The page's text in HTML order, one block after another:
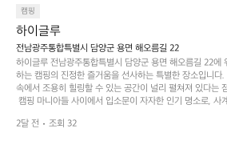
바로 화장실있음 .5분거리 cu .2분거리 음
서부터 해변까지 버스도 다니네요 ㅎㅎㅎ
좋아하네요 점심쯤도착해서 철수할때까지
타임이나 했네요 ⛱️
항구에서부터 해변까지 버스도 다니네요 ㅎㅎㅎ 아이들 엄
심쯤도착해서 철수할때까지 물놀이 3타임이나 했네요 ⛱️
캠핑
하이글루
전남광주통합특별시 담양군 용면 해오름길 22
하이글루 전남광주통합특별시 담양군 용면 해오름길 22에
하는 캠핑의 진정한 즐거움을 선사하는 특별한 장소입니
속에서 조용히 힐링할 수 있는 공간이 널리 펼쳐져 있다는
캠핑 마니아들 사이에서 입소문이 자자한 인기 명소로, 사
문객들을 맞이합니다. 특히, 하이글루의 독특한 시설인 글
자리를 제공하며, 캠핑의 매력을 한층 더해 줍니다. 밖에서
2달 전 조회 32